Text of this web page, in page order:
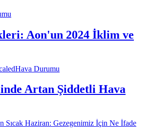
Aon'un 2024 İklim ve
Hava Durumu
Artan Şiddetli Hava